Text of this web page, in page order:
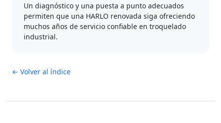
Un diagnóstico y una puesta a punto adecuados
permiten que una HARLO renovada siga ofreciendo
muchos años de servicio confiable en troquelado
industrial.
← Volver al índice